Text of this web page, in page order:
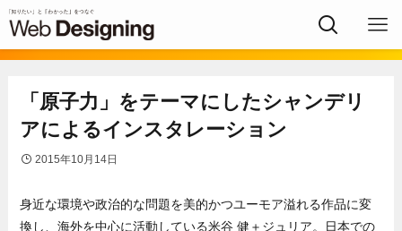
「原子力」をテーマにしたシャンデリ
アによるインスタレーション
2015年10月14日
身近な環境や政治的な問題を美的かつユーモア溢れる作品に変
換し、海外を中心に活動している米谷 健＋ジュリア。日本での